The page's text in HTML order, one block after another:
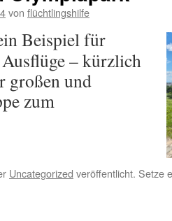
von flüchtlingshilfe
Beispiel für
– kürzlich
großen und
zum
Uncategorized veröffentlicht. Setze